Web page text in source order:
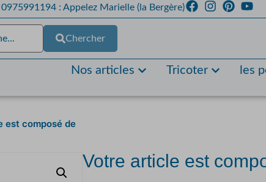
0975991194 : Appelez Marielle (la Bergère)
Chercher
Nos articles Tricoter les
est composé de
Votre article est